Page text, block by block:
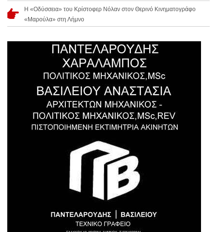
Η «Οδύσσεια» του Κρίστοφερ Νόλαν στον Θερινό Κινηματογράφο
«Μαρούλα» στη Λήμνο